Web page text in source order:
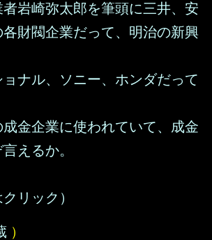
岩崎弥太郎を筆頭に三井、安
各財閥企業だって、明治の新興
ナル、ソニー、ホンダだって
金企業に使われていて、成金
えるか。
リック）
）